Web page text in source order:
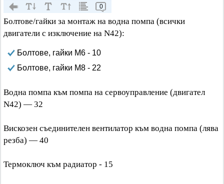
0
Болтове/гайки за монтаж на водна помпа (всички
двигатели с изключение на N42):
Болтове, гайки M6 - 10
Болтове, гайки М8 - 22
Водна помпа към помпа на сервоуправление (двигател
N42) — 32
Вискозен съединителен вентилатор към водна помпа (лява
резба) — 40
Термоключ към радиатор - 15